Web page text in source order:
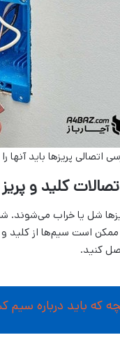
اتصالی پریزها باید
شل یا خراب می‌شوند.
ممکن است سیم‌ها از
کنید.
که باید درباره